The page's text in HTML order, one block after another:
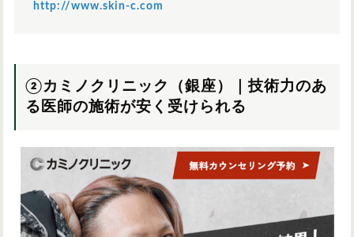
http://www.skin-c.com
②カミノクリニック（銀座）｜技術力のあ
る医師の施術が安く受けられる